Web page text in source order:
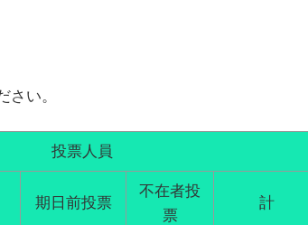
い。
投票人員
期日前投票
不在者投
票
計